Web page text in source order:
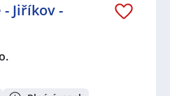
Jiříkov -